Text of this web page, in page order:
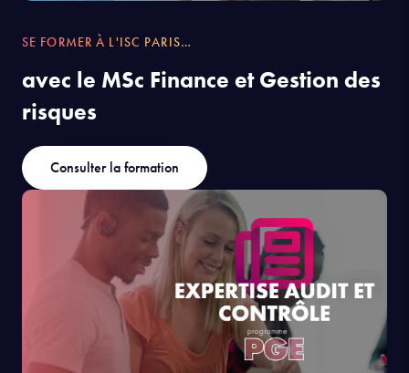
SE FORMER À L'ISC PARIS…
avec le MSc Finance et Gestion des
risques
Consulter la formation